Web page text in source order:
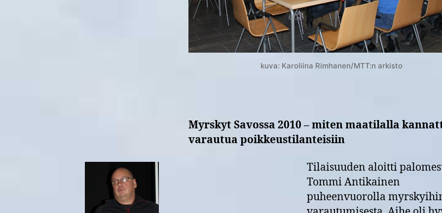
kuva: Karoliina Rimhanen/MTT:n arkisto
Myrskyt Savossa 2010 – miten maatilalla
varautua poikkeustilanteisiin
Tilaisuuden aloitti
Tommi Antikainen
puheenvuorolla